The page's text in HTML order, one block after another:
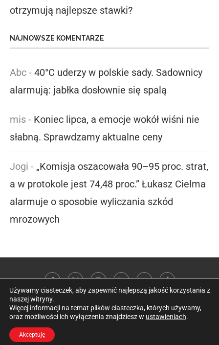
otrzymują najlepsze stawki?
NAJNOWSZE KOMENTARZE
Abc - 40°C uderzy w polskie sady. Sadownicy
alarmują: jabłka dosłownie się spalą
mis - Koniec lipca, a emocje wokół wiśni nie
słabną. Sprawdzamy aktualne ceny
Jogi - „Komisja oszacowała 90–95 proc. strat,
a w protokole jest 74,48 proc.” Łukasz Cielma
alarmuje o sposobie wyliczania szkód
mrozowych
@2026 Kobieta w sadzie
Używamy ciasteczek, aby zapewnić najlepszą jakość korzystania z
naszej witryny.
Więcej informacji na temat plików ciasteczka, których używamy,
oraz możliwości ich wyłączenia znajdziesz w ustawieniach.
Akceptuję